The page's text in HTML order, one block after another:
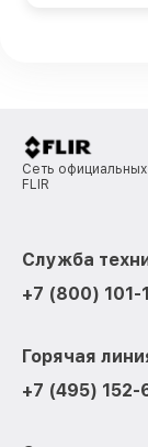
Сеть
FLIR
Служба
+7 (800) 101-
Горячая
+7 (495) 152-